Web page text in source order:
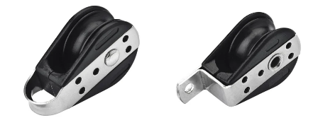
& toebehoren
& toebehoren
& toebehoren
accessoires
artikelen
artikelen
artikelen